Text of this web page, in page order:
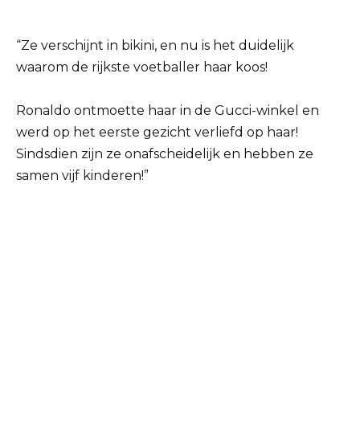
“Ze verschijnt in bikini, en nu is het duidelijk
waarom de rijkste voetballer haar koos!
Ronaldo ontmoette haar in de Gucci-winkel en
werd op het eerste gezicht verliefd op haar!
Sindsdien zijn ze onafscheidelijk en hebben ze
samen vijf kinderen!”